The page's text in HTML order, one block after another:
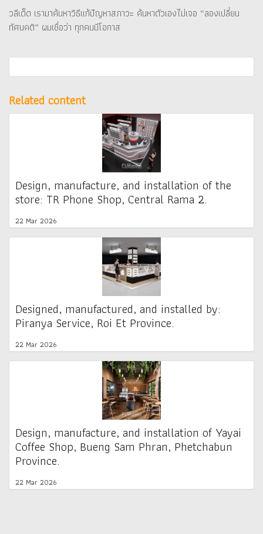
วลีเด็ด เรามาค้นหาวิธีแก้ปัญหาสภาวะ ค้นหาตัวเองไม่เจอ “ลองเปลี่ยน
ทัศนคติ” ผมเชื่อว่า ทุกคนมีโอกาส
Related content
Design, manufacture, and installation of the
store: TR Phone Shop, Central Rama 2.
22 Mar 2026
Designed, manufactured, and installed by:
Piranya Service, Roi Et Province.
22 Mar 2026
Design, manufacture, and installation of Yayai
Coffee Shop, Bueng Sam Phran, Phetchabun
Province.
22 Mar 2026